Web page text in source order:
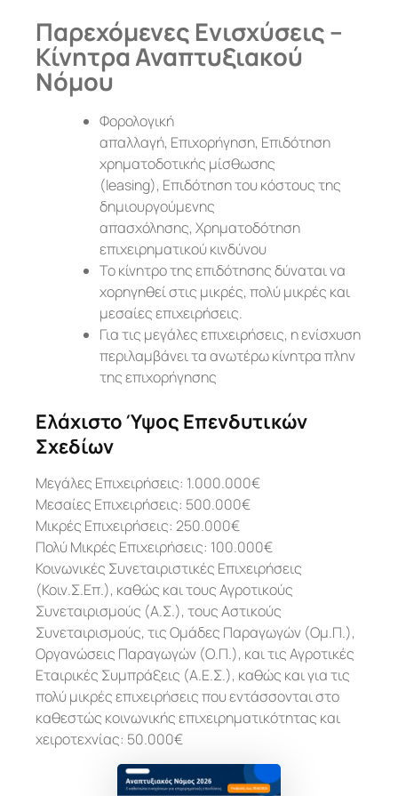
Παρεχόμενες Ενισχύσεις –
Κίνητρα Αναπτυξιακού
Νόμου
Φορολογική
απαλλαγή, Επιχορήγηση, Επιδότηση
χρηματοδοτικής μίσθωσης
(leasing), Επιδότηση του κόστους της
δημιουργούμενης
απασχόλησης, Χρηματοδότηση
επιχειρηματικού κινδύνου
Το κίνητρο της επιδότησης δύναται να
χορηγηθεί στις μικρές, πολύ μικρές και
μεσαίες επιχειρήσεις.
Για τις μεγάλες επιχειρήσεις, η ενίσχυση
περιλαμβάνει τα ανωτέρω κίνητρα πλην
της επιχορήγησης
Ελάχιστο Ύψος Επενδυτικών
Σχεδίων
Μεγάλες Επιχειρήσεις: 1.000.000€
Μεσαίες Επιχειρήσεις: 500.000€
Μικρές Επιχειρήσεις: 250.000€
Πολύ Μικρές Επιχειρήσεις: 100.000€
Κοινωνικές Συνεταιριστικές Επιχειρήσεις
(Κοιν.Σ.Επ.), καθώς και τους Αγροτικούς
Συνεταιρισμούς (Α.Σ.), τους Αστικούς
Συνεταιρισμούς, τις Ομάδες Παραγωγών (Ομ.Π.),
Οργανώσεις Παραγωγών (Ο.Π.), και τις Αγροτικές
Εταιρικές Συμπράξεις (Α.Ε.Σ.), καθώς και για τις
πολύ μικρές επιχειρήσεις που εντάσσονται στο
καθεστώς κοινωνικής επιχειρηματικότητας και
χειροτεχνίας: 50.000€